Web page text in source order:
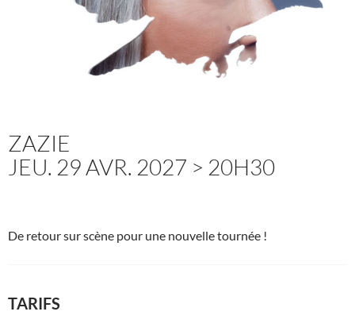
ZAZIE
JEU. 29 AVR. 2027 > 20H30
De retour sur scène pour une nouvelle tournée !
TARIFS